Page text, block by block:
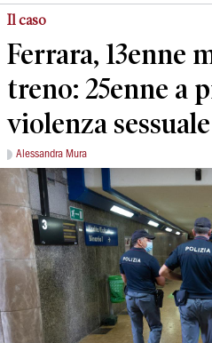
Il caso
Ferrara, 13enne
treno: 25enne a
violenza sessuale
Alessandra Mura